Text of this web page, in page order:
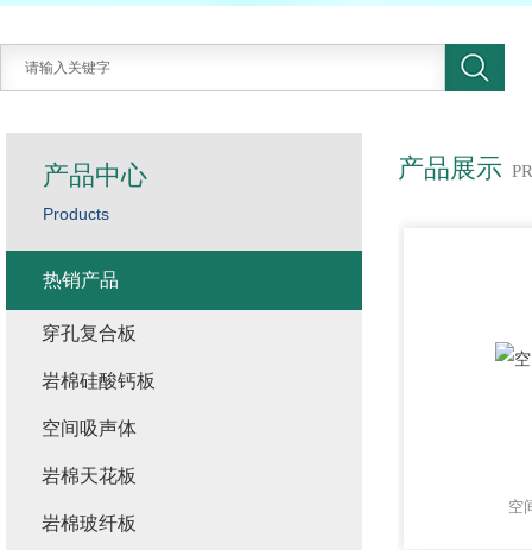
产品展示
空
产品中心
Products
热销产品
穿孔复合板
岩棉硅酸钙板
空间吸声体
岩棉天花板
岩棉玻纤板